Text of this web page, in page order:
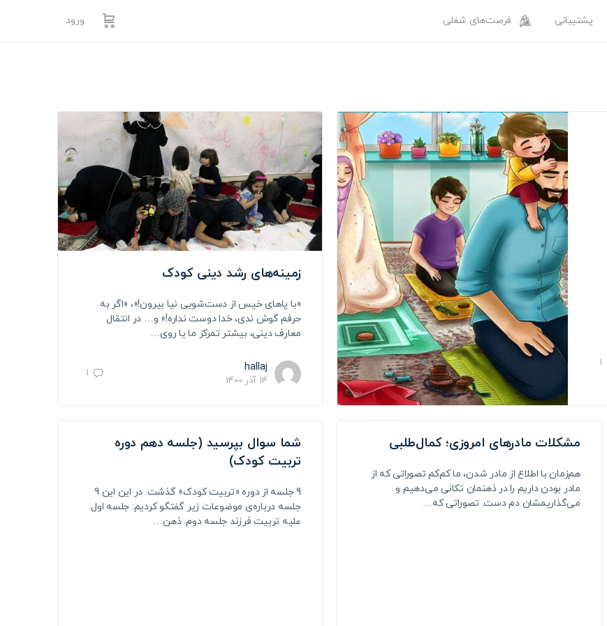
پشتیبانی فرصت‌های شغلی ورود
1
زمینه‌های رشد دینی کودک
«با پاهای خیس از دست‌شویی نیا بیرون!»، «اگر به
حرفم گوش ندی، خدا دوست نداره!» و… در انتقال
معارف دینی، بیشتر تمرکز ما یا روی…
hallaj
14 آذر 1400
1
مشکلات مادرهای امروزی؛ کمال‌طلبی
هم‌زمان با اطلاع از مادر شدن، ما کم‌کم تصوراتی که از
مادر بودن داریم را در ذهنمان تکانی می‌دهیم و
می‌گذاریمشان دم دست. تصوراتی که…
شما سوال بپرسید (جلسه دهم دوره
تربیت کودک)
9 جلسه از دوره «تربیت کودک» گذشت. در این این 9
جلسه درباره‌ی موضوعات زیر گفتگو کردیم: جلسه اول.
علیه تربیت فرزند جلسه دوم. ذهن…